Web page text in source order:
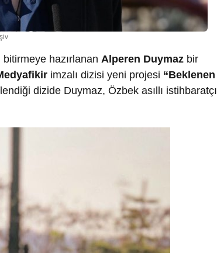
hazırlanan Alperen Duymaz bir
imzalı dizisi yeni projesi “Beklenen
dizide Duymaz, Özbek asıllı istihbaratçı